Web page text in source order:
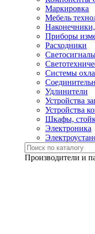
Маркировка
Мебель
Приборы
Расходники
Системы
Удлинители
Устройства
Устройства
Шкафы,
Электроника
Производители и